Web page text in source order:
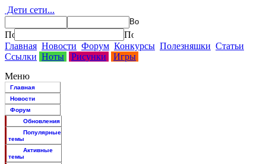
Дети сети...
Главная Новости Форум Конкурсы Полезняшки Статьи
Ссылки Ноты Рисунки
Игры
Меню
Главная
Новости
Форум
Обновления
Популярные
темы
Активные
темы